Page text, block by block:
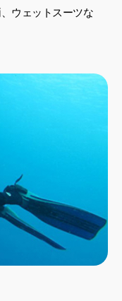
ウェットスーツな